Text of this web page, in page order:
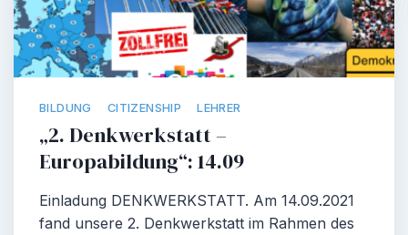
BILDUNG CITIZENSHIP LEHRER
„2. Denkwerkstatt –
Europabildung“: 14.09
Einladung DENKWERKSTATT. Am 14.09.2021
fand unsere 2. Denkwerkstatt im Rahmen des